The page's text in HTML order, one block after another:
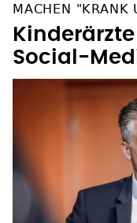
MACHEN "KRANK
Social-